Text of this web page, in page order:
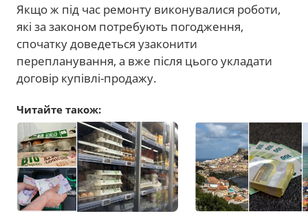
Якщо ж під час ремонту виконувалися роботи,
які за законом потребують погодження,
спочатку доведеться узаконити
перепланування, а вже після цього укладати
договір купівлі-продажу.
Читайте також: